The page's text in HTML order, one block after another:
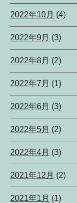
2022年10月 (4)
2022年9月 (3)
2022年8月 (2)
2022年7月 (1)
2022年6月 (3)
2022年5月 (2)
2022年4月 (3)
2021年12月 (2)
2021年1月 (1)